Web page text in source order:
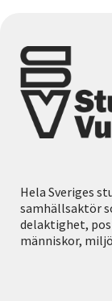
Hela Sveriges
samhällsaktör
delaktighet,
människor,